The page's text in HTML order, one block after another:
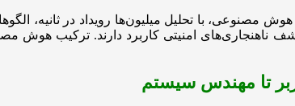
مصنوعی، با تحلیل میلیون‌ها رویداد در ثانیه،
تا مهندس سیستم